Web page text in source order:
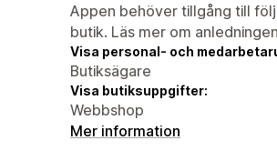
Appen behöver tillgång till
butik. Läs mer om
Visa personal- och
Butiksägare
Visa butiksuppgifter:
Webbshop
Mer information